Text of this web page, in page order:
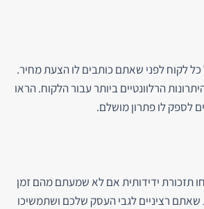
לקוח לפני שאתם כותבים לו הצעת מחיר.
הרלוונטיים ביותר עבור הלקוח. הראו
לספק לו פתרון מושלם.
תזכורת ידידותית אם לא שמעתם מהם זמן
רציניים לגבי העסק שלכם ושתמשיכו